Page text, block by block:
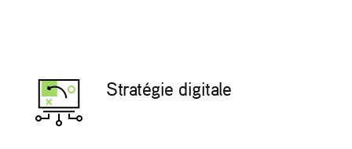
Stratégie digitale